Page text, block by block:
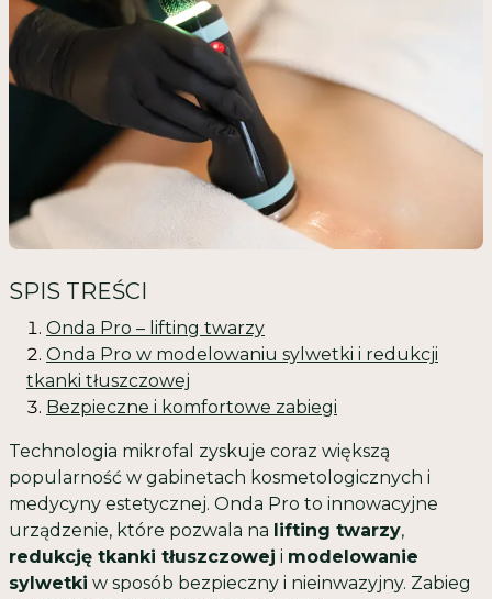
SPIS TREŚCI
Onda Pro – lifting twarzy
Onda Pro w modelowaniu sylwetki i redukcji
tkanki tłuszczowej
Bezpieczne i komfortowe zabiegi
Technologia mikrofal zyskuje coraz większą
popularność w gabinetach kosmetologicznych i
medycyny estetycznej. Onda Pro to innowacyjne
urządzenie, które pozwala na lifting twarzy,
redukcję tkanki tłuszczowej i modelowanie
sylwetki w sposób bezpieczny i nieinwazyjny. Zabieg